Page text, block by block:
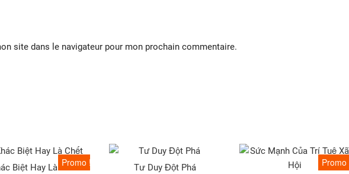
site dans le navigateur pour mon prochain commentaire.
Promo !
Biệt Hay Là Chết Tư Duy Đột Phá Promo